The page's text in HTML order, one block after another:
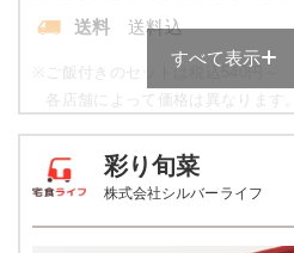
送料 送料込
※
ご飯付きのセットは税込540円～
各店舗によって価格は異なります。
素例
品数 4～5品
すべて表示
彩り旬菜
株式会社シルバーライフ